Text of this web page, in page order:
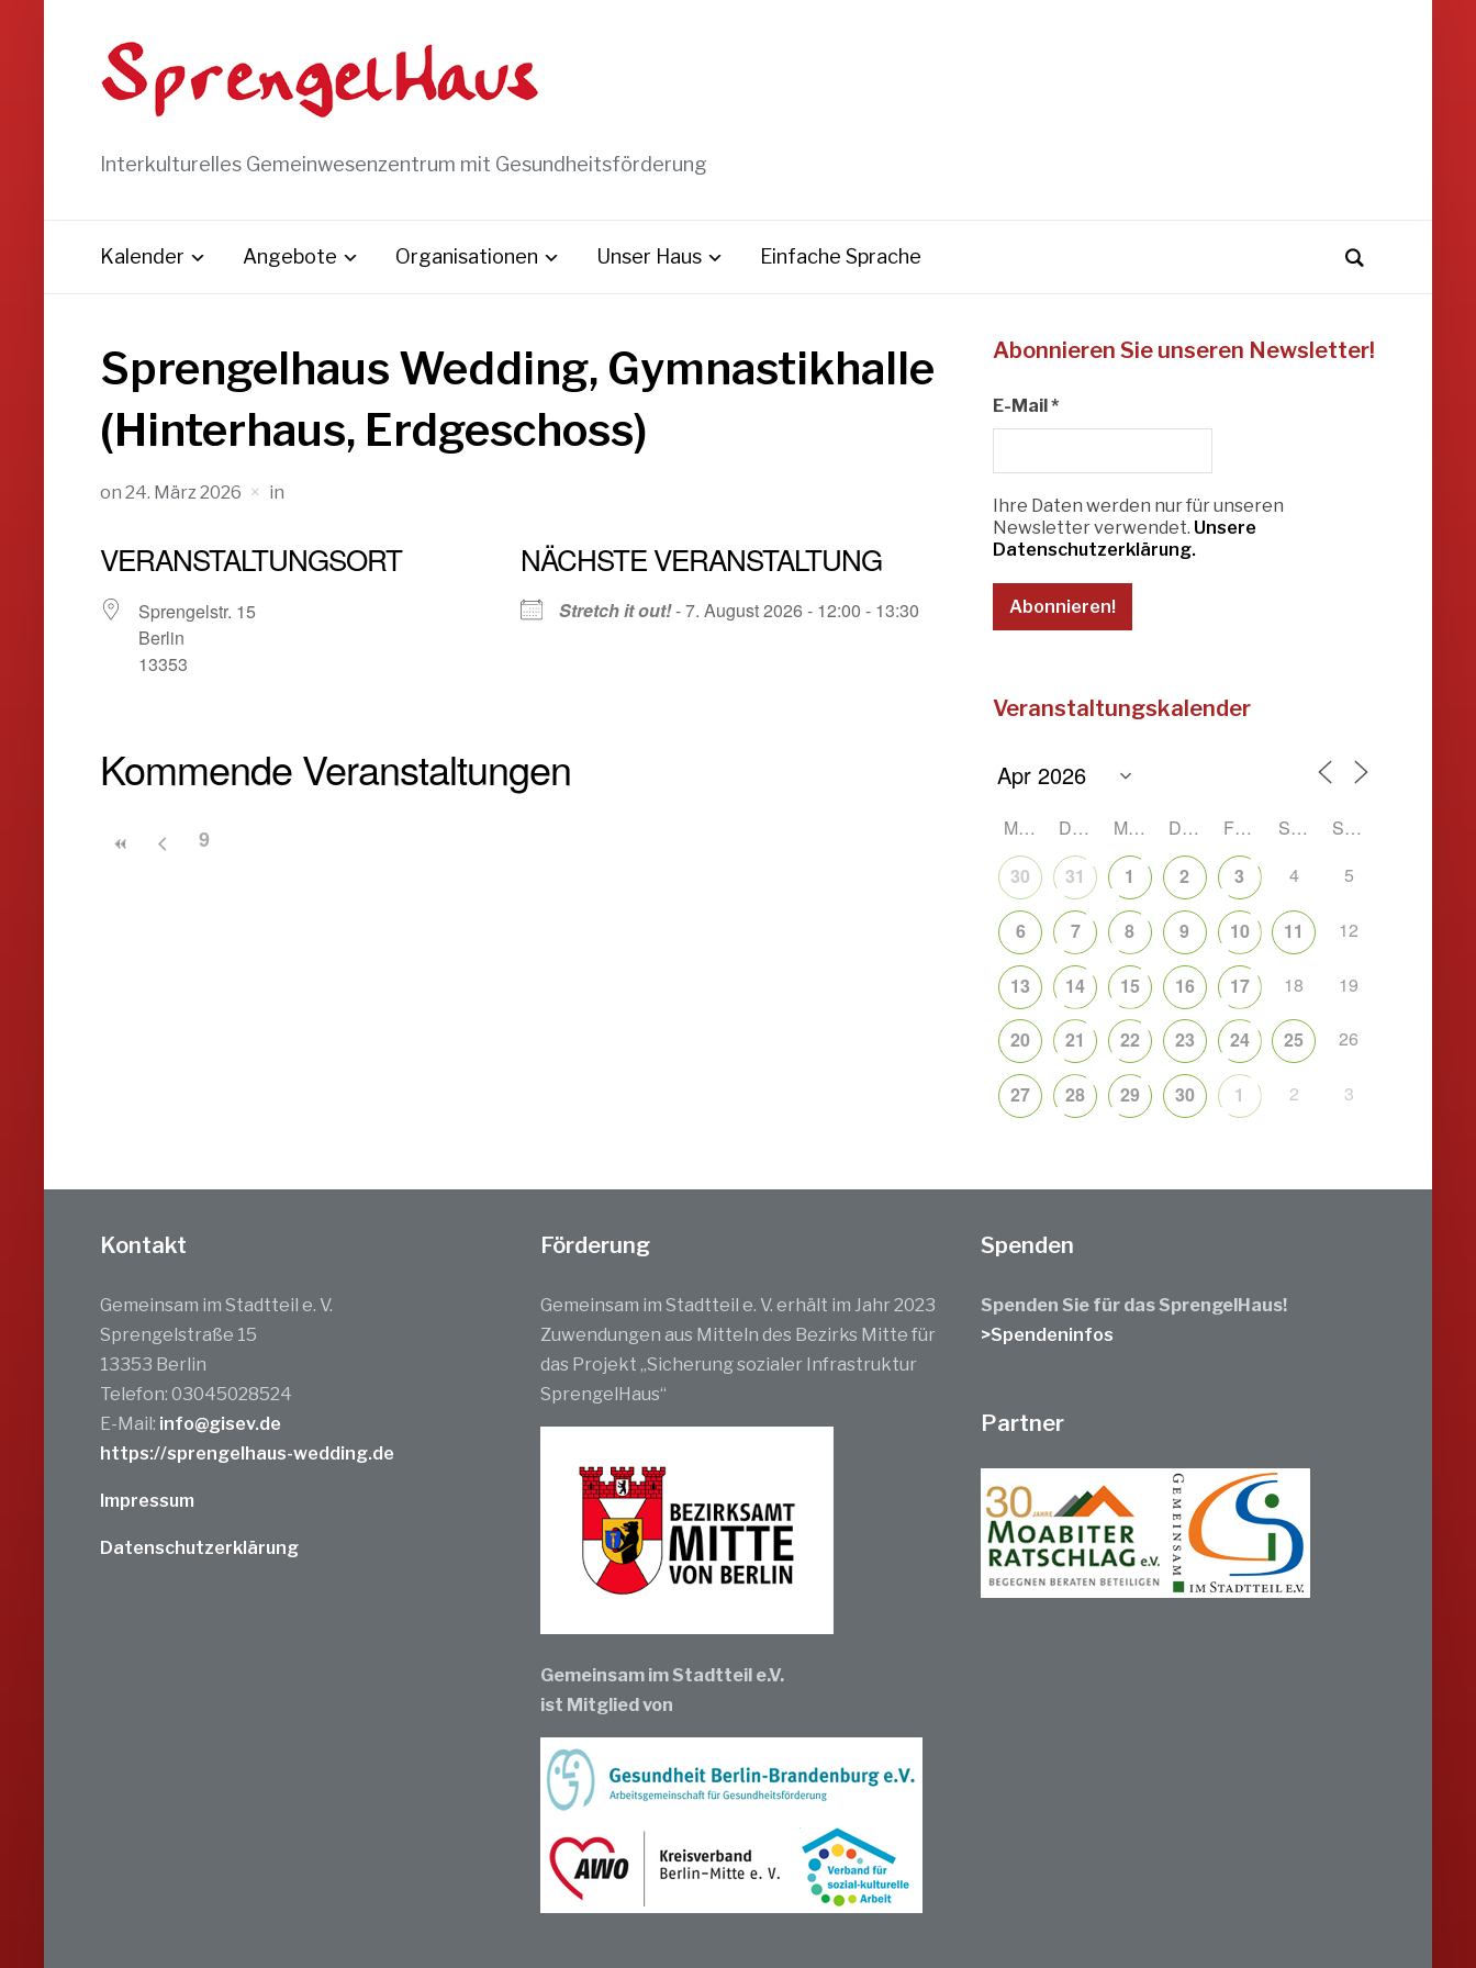
Interkulturelles Gemeinwesenzentrum mit Gesundheitsförderung
Kalender Angebote Organisationen Unser Haus Einfache Sprache
Sprengelhaus Wedding, Gymnastikhalle
(Hinterhaus, Erdgeschoss)
on 24. März 2026 in
VERANSTALTUNGSORT
Sprengelstr. 15
Berlin
13353
NÄCHSTE VERANSTALTUNG
Stretch it out!- 7. August 2026 - 12:00 - 13:30
Kommende Veranstaltungen
9
Abonnieren Sie unseren Newsletter!
E-Mail*
Ihre Daten werden nur für unseren
Newsletter verwendet. Unsere
Datenschutzerklärung.
Veranstaltungskalender
MONTAG DIENSTAG MITTWOCH DONNERSTAG FREITAG SAMSTAG
SONNTAG
30
31 1 2 3 4 5
6 7 8 9 10 11 12
13 14 15 16 17 18 19
20 21 22 23 24 25 26
27 28 29 30 1 2 3
Kontakt
Gemeinsam im Stadtteil e. V.
Sprengelstraße 15
13353 Berlin
Telefon: 03045028524
E-Mail: info@gisev.de
https://sprengelhaus-wedding.de
Impressum
Datenschutzerklärung
Förderung
Gemeinsam im Stadtteil e. V. erhält im Jahr 2023
Zuwendungen aus Mitteln des Bezirks Mitte für
das Projekt „Sicherung sozialer Infrastruktur
SprengelHaus“
Gemeinsam im Stadtteil e.V.
ist Mitglied von
Spenden
Spenden Sie für das SprengelHaus!
>Spendeninfos
Partner